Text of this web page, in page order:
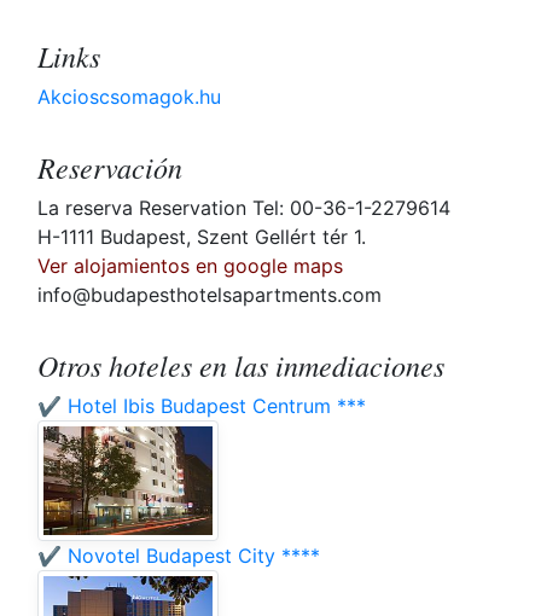
Links
Akcioscsomagok.hu
Reservación
La reserva Reservation Tel: 00-36-1-2279614
H-1111 Budapest, Szent Gellért tér 1.
Ver alojamientos en google maps
info@budapesthotelsapartments.com
Otros hoteles en las inmediaciones
✔️ Hotel Ibis Budapest Centrum ***
✔️ Novotel Budapest City ****